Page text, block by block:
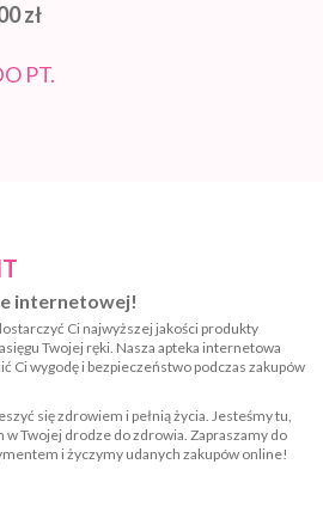
zł
PT.
internetowej!
Ci najwyższej jakości produkty
Twojej ręki. Nasza apteka internetowa
Ci wygodę i bezpieczeństwo podczas zakupów
się zdrowiem i pełnią życia. Jesteśmy tu,
w Twojej drodze do zdrowia. Zapraszamy do
i życzymy udanych zakupów online!